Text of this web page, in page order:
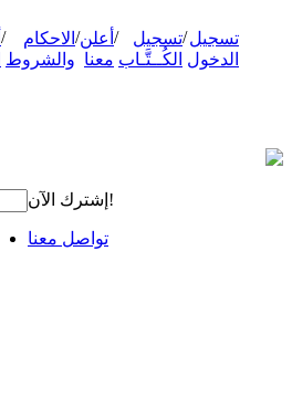
تسجيل
الدخول
/تسجيل
الكُــتَّـاب
/ أعلن
معنا
/ الاحكام
والشروط
/
إشترك الآن!
تواصل معنا